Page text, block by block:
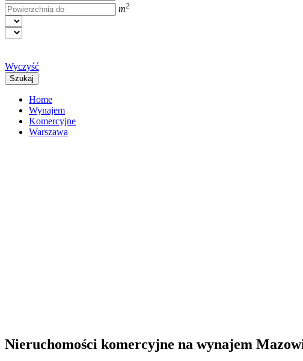
m2
Wyczyść
Szukaj
Home
Wynajem
Komercyjne
Warszawa
Nieruchomości komercyjne na wynajem